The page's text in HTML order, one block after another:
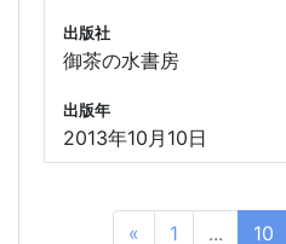
出版社
御茶の水書房
出版年
2013年10月10日
« 1 ... 10